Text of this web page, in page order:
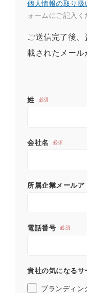
個人情報の取り扱
ォームにご記入く